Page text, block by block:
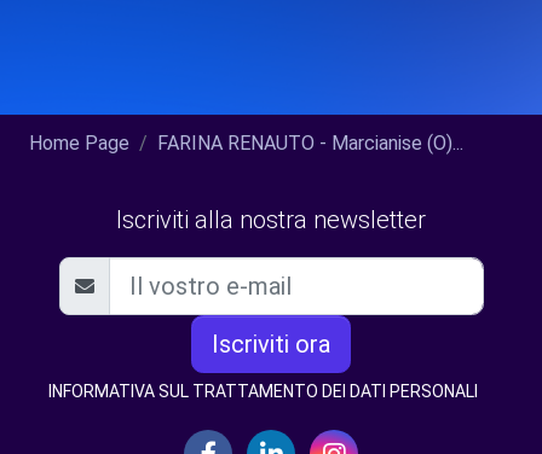
Home Page FARINA RENAUTO - Marcianise (O)...
Iscriviti alla nostra newsletter
Iscriviti ora
INFORMATIVA SUL TRATTAMENTO DEI DATI PERSONALI